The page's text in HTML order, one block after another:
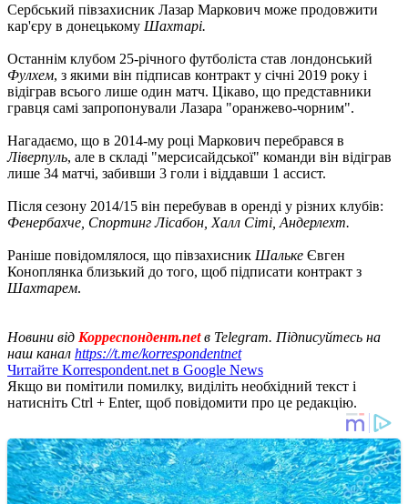
Сербський півзахисник Лазар Маркович може продовжити
кар'єру в донецькому Шахтарі.
Останнім клубом 25-річного футболіста став лондонський
Фулхем, з якими він підписав контракт у січні 2019 року і
відіграв всього лише один матч. Цікаво, що представники
гравця самі запропонували Лазара "оранжево-чорним".
Нагадаємо, що в 2014-му році Маркович перебрався в
Ліверпуль, але в складі "мерсисайдської" команди він відіграв
лише 34 матчі, забивши 3 голи і віддавши 1 ассист.
Після сезону 2014/15 він перебував в оренді у різних клубів:
Фенербахче, Спортинг Лісабон, Халл Сіті, Андерлехт.
Раніше повідомлялося, що півзахисник Шальке Євген
Коноплянка близький до того, щоб підписати контракт з
Шахтарем.
Новини від Корреспондент.netв Telegram. Підписуйтесь на
наш канал https://t.me/korrespondentnet
Читайте Korrespondent.net в Google News
Якщо ви помітили помилку, виділіть необхідний текст і
натисніть Ctrl + Enter, щоб повідомити про це редакцію.